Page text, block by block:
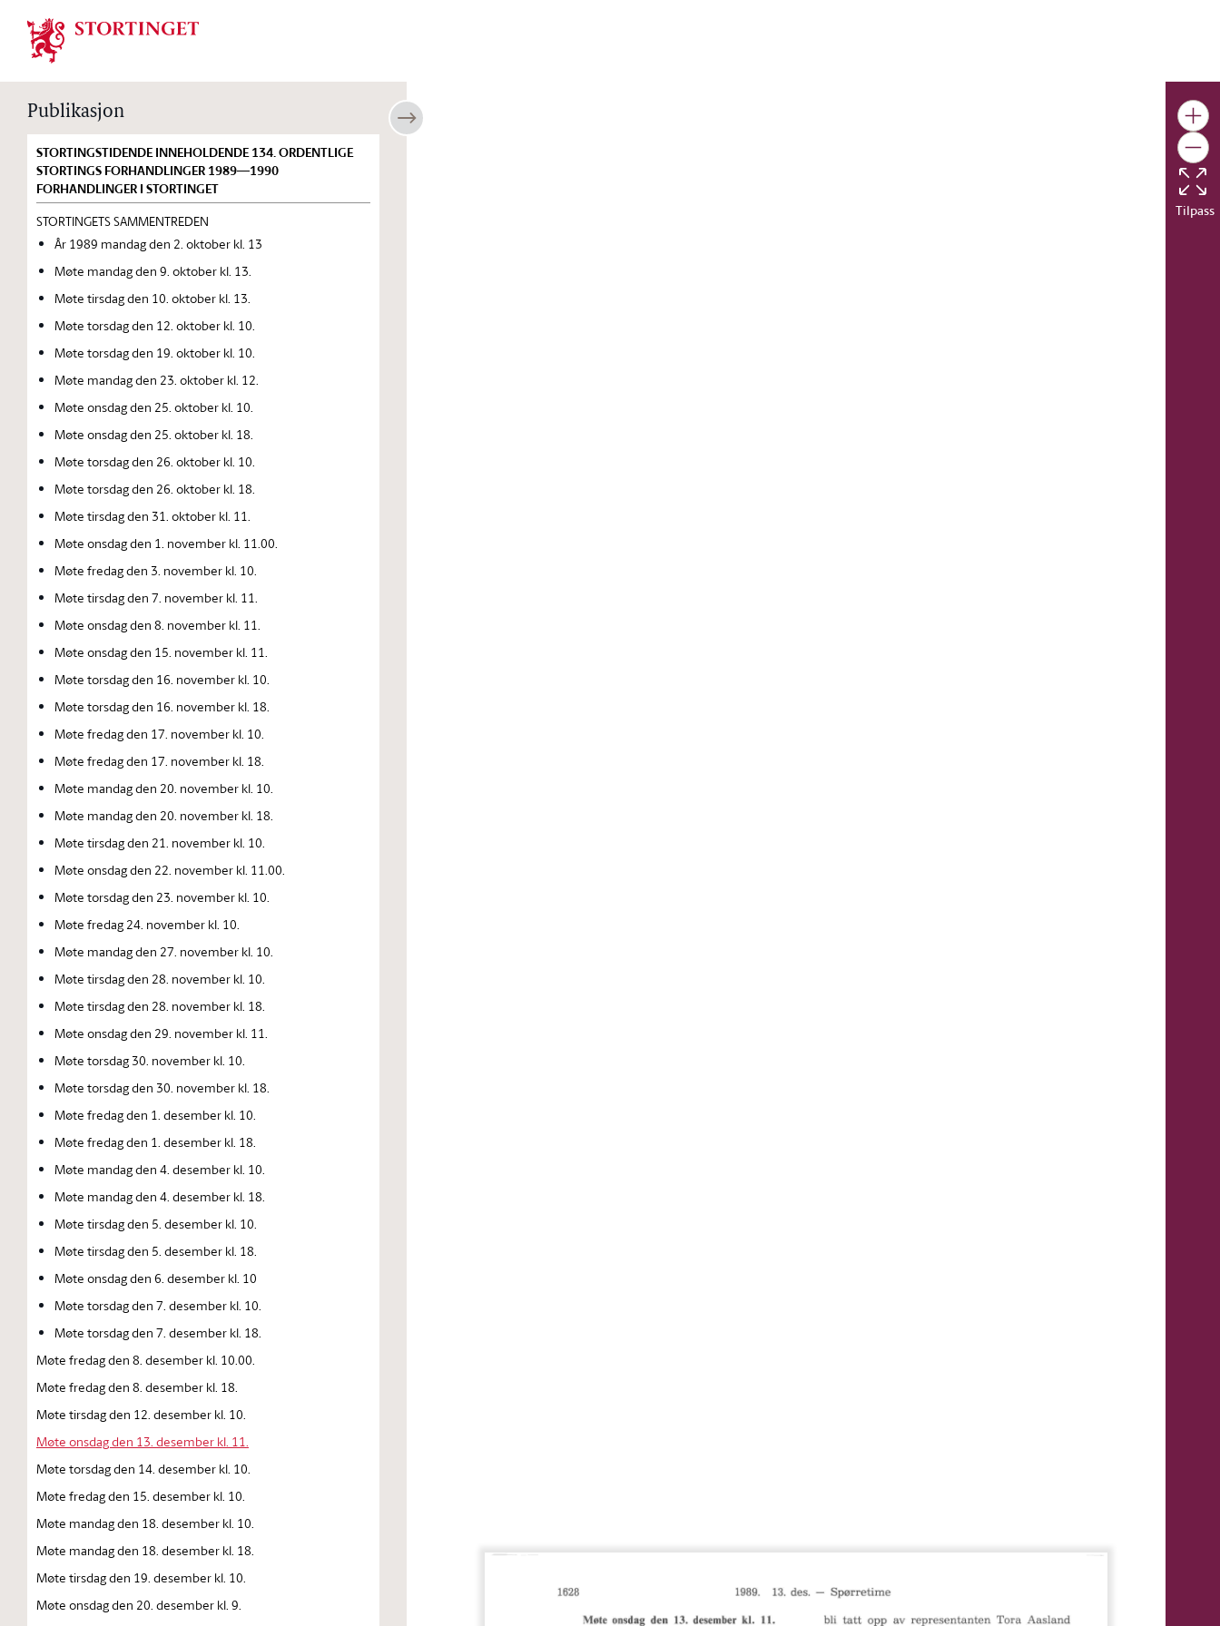
Stortinget.no
Publikasjon
STORTINGSTIDENDE INNEHOLDENDE 134. ORDENTLIGE
STORTINGS FORHANDLINGER 1989—1990
FORHANDLINGER I STORTINGET
STORTINGETS SAMMENTREDEN
År 1989 mandag den 2. oktober kl. 13
Møte mandag den 9. oktober kl. 13.
Møte tirsdag den 10. oktober kl. 13.
Møte torsdag den 12. oktober kl. 10.
Møte torsdag den 19. oktober kl. 10.
Møte mandag den 23. oktober kl. 12.
Møte onsdag den 25. oktober kl. 10.
Møte onsdag den 25. oktober kl. 18.
Møte torsdag den 26. oktober kl. 10.
Møte torsdag den 26. oktober kl. 18.
Møte tirsdag den 31. oktober kl. 11.
Møte onsdag den 1. november kl. 11.00.
Møte fredag den 3. november kl. 10.
Møte tirsdag den 7. november kl. 11.
Møte onsdag den 8. november kl. 11.
Møte onsdag den 15. november kl. 11.
Møte torsdag den 16. november kl. 10.
Møte torsdag den 16. november kl. 18.
Møte fredag den 17. november kl. 10.
Møte fredag den 17. november kl. 18.
Møte mandag den 20. november kl. 10.
Møte mandag den 20. november kl. 18.
Møte tirsdag den 21. november kl. 10.
Møte onsdag den 22. november kl. 11.00.
Møte torsdag den 23. november kl. 10.
Møte fredag 24. november kl. 10.
Møte mandag den 27. november kl. 10.
Møte tirsdag den 28. november kl. 10.
Møte tirsdag den 28. november kl. 18.
Møte onsdag den 29. november kl. 11.
Møte torsdag 30. november kl. 10.
Møte torsdag den 30. november kl. 18.
Møte fredag den 1. desember kl. 10.
Møte fredag den 1. desember kl. 18.
Møte mandag den 4. desember kl. 10.
Møte mandag den 4. desember kl. 18.
Møte tirsdag den 5. desember kl. 10.
Møte tirsdag den 5. desember kl. 18.
Møte onsdag den 6. desember kl. 10
Møte torsdag den 7. desember kl. 10.
Møte torsdag den 7. desember kl. 18.
Møte fredag den 8. desember kl. 10.00.
Møte fredag den 8. desember kl. 18.
Møte tirsdag den 12. desember kl. 10.
Møte onsdag den 13. desember kl. 11.
Møte torsdag den 14. desember kl. 10.
Møte fredag den 15. desember kl. 10.
Møte mandag den 18. desember kl. 10.
Møte mandag den 18. desember kl. 18.
Møte tirsdag den 19. desember kl. 10.
Møte onsdag den 20. desember kl. 9.